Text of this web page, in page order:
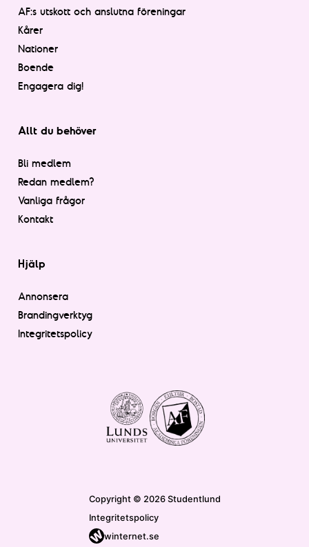
AF:s utskott och anslutna föreningar
Kårer
Nationer
Boende
Engagera dig!
Allt du behöver
Bli medlem
Redan medlem?
Vanliga frågor
Kontakt
Hjälp
Annonsera
Brandingverktyg
Integritetspolicy
Copyright © 2026 Studentlund
Integritetspolicy
winternet.se